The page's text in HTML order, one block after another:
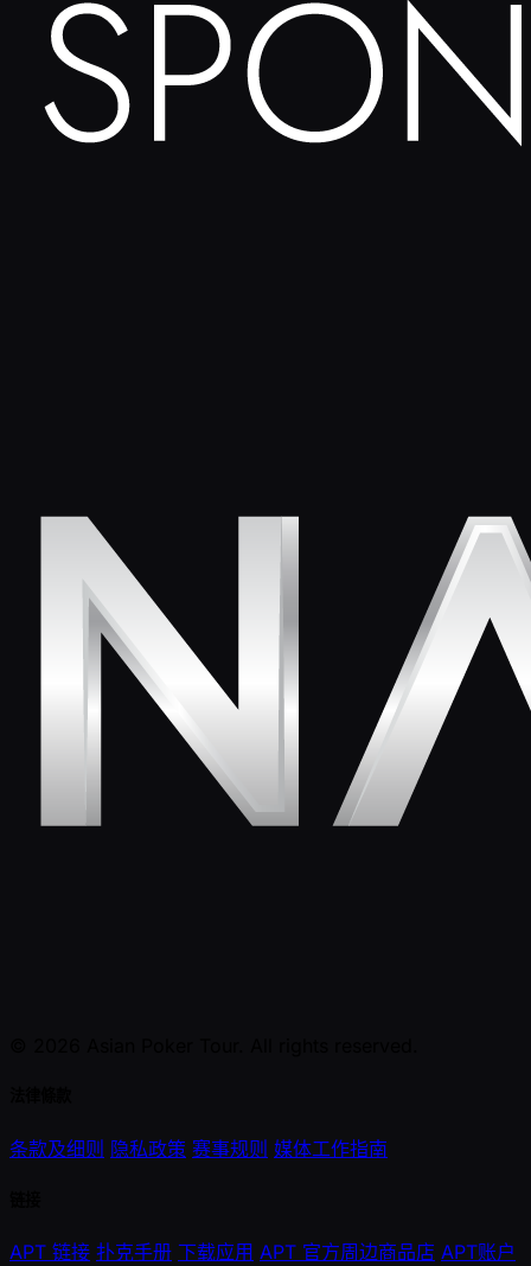
条款及细则 隐私政策 赛事规则 媒体工作指南
APT 链接 扑克手册 下载应用 APT 官方周边商品店 APT账户